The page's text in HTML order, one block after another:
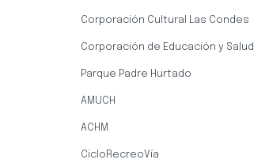
Corporación Cultural Las Condes
Corporación de Educación y Salud
Parque Padre Hurtado
AMUCH
ACHM
CicloRecreoVía